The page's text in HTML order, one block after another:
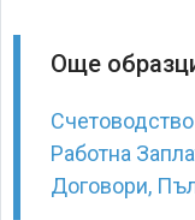
Още
Работна
Договори,